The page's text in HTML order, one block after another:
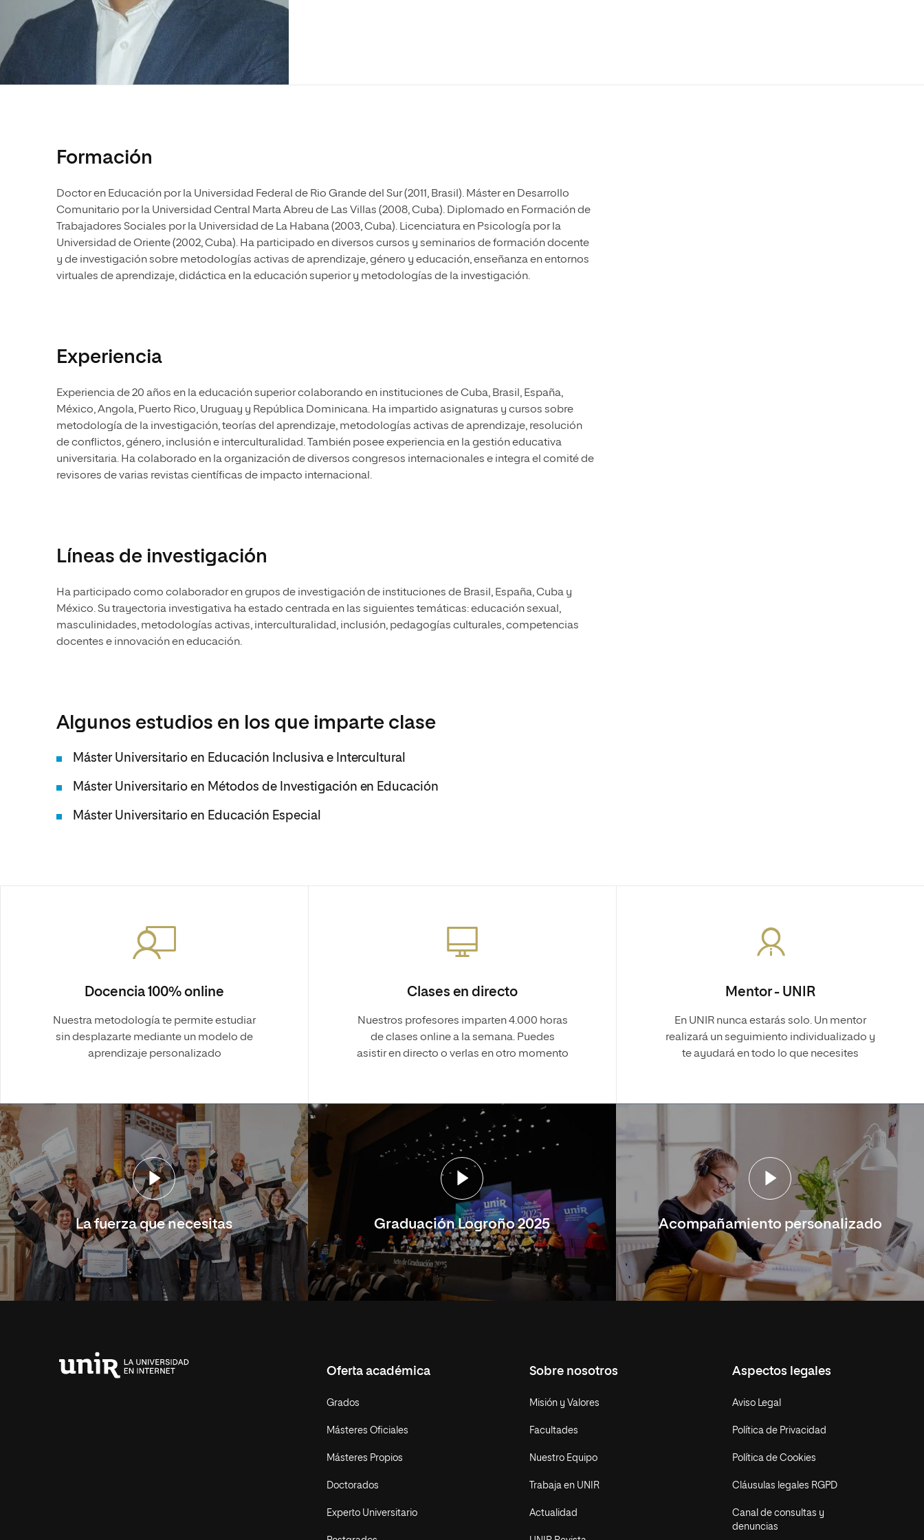
Ciencias Políticas y Relaciones
Internacionales
Diseño
Ciencias de la Salud
Ciencias Sociales
Humanidades
Ingeniería y Tecnología
Diseño
Ciencias de la Salud
Ciencias Sociales
Escuela de Humanidades
Normas de Organización y
Funcionamiento
Formación
Doctor en Educación por la Universidad Federal de Rio Grande del Sur (2011, Brasil). Máster en Desarrollo
Comunitario por la Universidad Central Marta Abreu de Las Villas (2008, Cuba). Diplomado en Formación de
Trabajadores Sociales por la Universidad de La Habana (2003, Cuba). Licenciatura en Psicología por la
Universidad de Oriente (2002, Cuba). Ha participado en diversos cursos y seminarios de formación docente
y de investigación sobre metodologías activas de aprendizaje, género y educación, enseñanza en entornos
virtuales de aprendizaje, didáctica en la educación superior y metodologías de la investigación.
Experiencia
Experiencia de 20 años en la educación superior colaborando en instituciones de Cuba, Brasil, España,
México, Angola, Puerto Rico, Uruguay y República Dominicana. Ha impartido asignaturas y cursos sobre
metodología de la investigación, teorías del aprendizaje, metodologías activas de aprendizaje, resolución
de conflictos, género, inclusión e interculturalidad. También posee experiencia en la gestión educativa
universitaria. Ha colaborado en la organización de diversos congresos internacionales e integra el comité de
revisores de varias revistas científicas de impacto internacional.
Líneas de investigación
Ha participado como colaborador en grupos de investigación de instituciones de Brasil, España, Cuba y
México. Su trayectoria investigativa ha estado centrada en las siguientes temáticas: educación sexual,
masculinidades, metodologías activas, interculturalidad, inclusión, pedagogías culturales, competencias
docentes e innovación en educación.
Algunos estudios en los que imparte clase
Máster Universitario en Educación Inclusiva e Intercultural
Máster Universitario en Métodos de Investigación en Educación
Máster Universitario en Educación Especial
Docencia 100% online
Nuestra metodología te permite estudiar
sin desplazarte mediante un modelo de
aprendizaje personalizado
Clases en directo
Nuestros profesores imparten 4.000 horas
de clases online a la semana. Puedes
asistir en directo o verlas en otro momento
Mentor - UNIR
En UNIR nunca estarás solo. Un mentor
realizará un seguimiento individualizado y
te ayudará en todo lo que necesites
La fuerza que necesitas Graduación Logroño 2025 Acompañamiento personalizado
Oferta académica
Grados
Másteres Oficiales
Másteres Propios
Doctorados
Experto Universitario
Sobre nosotros
Misión y Valores
Facultades
Nuestro Equipo
Trabaja en UNIR
Actualidad
Aspectos legales
Aviso Legal
Política de Privacidad
Política de Cookies
Cláusulas legales RGPD
Canal de consultas y
denuncias